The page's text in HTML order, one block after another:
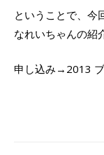
ということで、今
なれいちゃんの紹
申し込み→2013